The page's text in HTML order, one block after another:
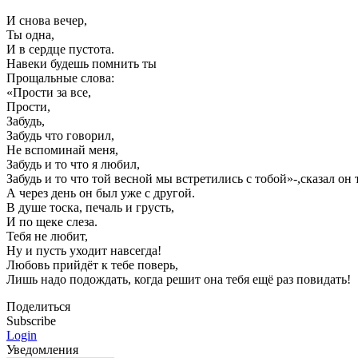
И снова вечер,
Ты одна,
И в сердце пустота.
Навеки будешь помнить ты
Прощальные слова:
«Прости за все,
Прости,
Забудь,
Забудь что говорил,
Не вспоминай меня,
Забудь и то что я любил,
Забудь и то что той весной мы встретились с тобой»-,сказал он
А через день он был уже с другой.
В душе тоска, печаль и грусть,
И по щеке слеза.
Тебя не любит,
Ну и пусть уходит навсегда!
Любовь прийдёт к тебе поверь,
Лишь надо подождать, когда решит она тебя ещё раз повидать!
Поделиться
Subscribe
Login
Уведомления